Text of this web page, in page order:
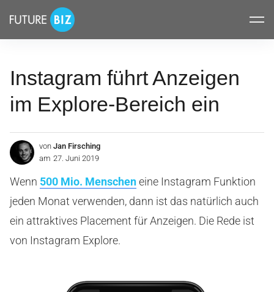
überspringen
FUTUREBIZ
Instagram führt Anzeigen
im Explore-Bereich ein
von Jan Firsching
am 27. Juni 2019
Wenn 500 Mio. Menscheneine Instagram Funktion
jeden Monat verwenden, dann ist das natürlich auch
ein attraktives Placement für Anzeigen. Die Rede ist
von Instagram Explore.